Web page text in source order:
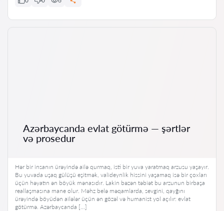
Azərbaycanda evlat götürmə — şərtlər
və prosedur
Hər bir insanın ürəyində ailə qurmaq, isti bir yuva yaratmaq arzusu yaşayır.
Bu yuvada uşaq gülüşü eşitmək, valideynlik hissini yaşamaq isə bir çoxları
üçün həyatın ən böyük mənasıdır. Lakin bəzən təbiət bu arzunun birbaşa
reallaşmasına mane olur. Məhz belə məqamlarda, sevgini, qayğını
ürəyində böyüdən ailələr üçün ən gözəl və humanist yol açılır: evlat
götürmə. Azərbaycanda […]